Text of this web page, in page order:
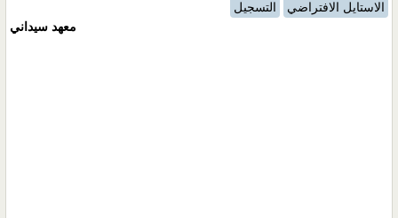
الاستايل الافتراضي
التسجيل
معهد سيداني